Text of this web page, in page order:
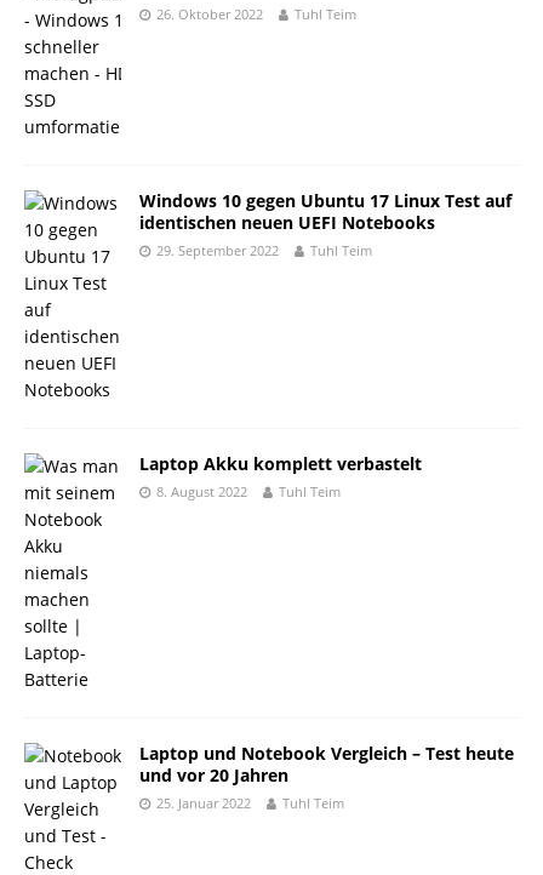
26. Oktober 2022 Tuhl Teim
Windows 10 gegen Ubuntu 17 Linux Test auf
identischen neuen UEFI Notebooks
29. September 2022 Tuhl Teim
Laptop Akku komplett verbastelt
8. August 2022 Tuhl Teim
Laptop und Notebook Vergleich – Test heute
und vor 20 Jahren
25. Januar 2022 Tuhl Teim